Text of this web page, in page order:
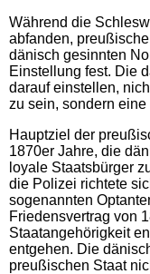
Während die
abfanden,
dänisch gesinnten
Einstellung fest. Die
darauf einstellen,
zu sein, sondern
Hauptziel der
1870er Jahre, die
loyale Staatsbürger
die Polizei richtete
sogenannten
Friedensvertrag von
Staatangehörigkeit
entgehen. Die
preußischen Staat